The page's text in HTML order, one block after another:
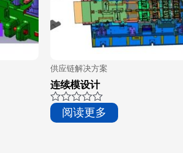
供应链解决方案
连续模设计
评
分
阅读更多